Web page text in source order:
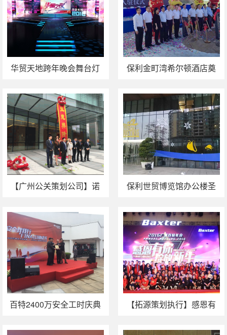
华贸天地跨年晚会舞台灯
保利金町湾希尔顿酒店奠
【广州公关策划公司】诺
保利世贸博览馆办公楼圣
百特2400万安全工时庆典
付庆典
【拓源策划执行】感恩有
百特年会